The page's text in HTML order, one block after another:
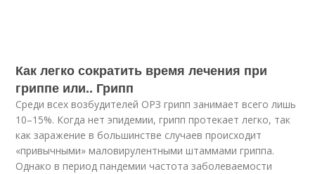
Как легко сократить время лечения при
гриппе или.. Грипп
Среди всех возбудителей ОРЗ грипп занимает всего лишь
10–15%. Когда нет эпидемии, грипп протекает легко, так
как заражение в большинстве случаев происходит
«привычными» маловирулентными штаммами гриппа.
Однако в период пандемии частота заболеваемости